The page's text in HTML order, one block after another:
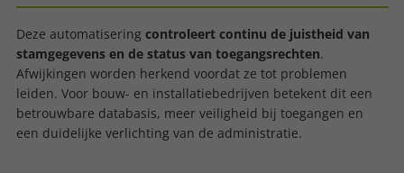
Deze automatisering controleert continu de juistheid van
stamgegevens en de status van toegangsrechten.
Afwijkingen worden herkend voordat ze tot problemen
leiden. Voor bouw- en installatiebedrijven betekent dit een
betrouwbare databasis, meer veiligheid bij toegangen en
een duidelijke verlichting van de administratie.